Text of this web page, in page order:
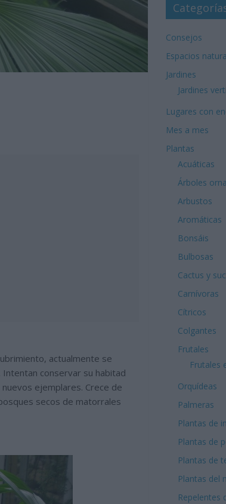
actualmente se
conservar su habitad
ejemplares. Crece de
secos de matorrales
Consejos
Espacios
Jardines
Jardines
Lugares con
Mes a mes
Plantas
Acuáticas
Árboles
Arbustos
Aromáticas
Bonsáis
Bulbosas
Cactus y
Carnívoras
Cítricos
Colgantes
Frutales
Frutales
Orquídeas
Palmeras
Plantas de
Plantas de
Plantas de
Plantas del
Repelentes